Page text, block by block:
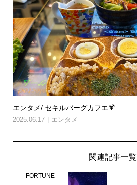
エンタメ/ セキルバーグカフエ🍹
2025.06.17 エンタメ
関連記事一覧
FORTUNE